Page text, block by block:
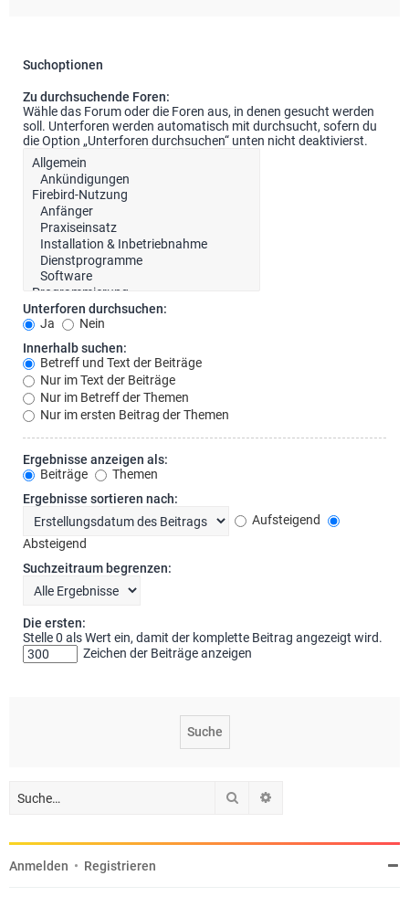
Suchoptionen
Zu durchsuchende Foren:
Wähle das Forum oder die Foren aus, in denen gesucht werden
soll. Unterforen werden automatisch mit durchsucht, sofern du
die Option „Unterforen durchsuchen“ unten nicht deaktivierst.
Unterforen durchsuchen:
Ja
Nein
Innerhalb suchen:
Betreff und Text der Beiträge
Nur im Text der Beiträge
Nur im Betreff der Themen
Nur im ersten Beitrag der Themen
Ergebnisse anzeigen als:
Beiträge
Themen
Ergebnisse sortieren nach:
Aufsteigend
Absteigend
Suchzeitraum begrenzen:
Die ersten:
Stelle 0 als Wert ein, damit der komplette Beitrag angezeigt wird.
Zeichen der Beiträge anzeigen
Suche
Anmelden • Registrieren